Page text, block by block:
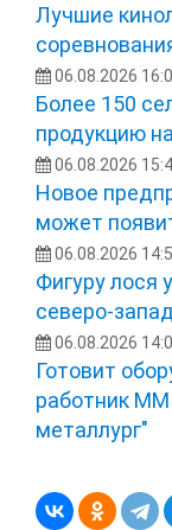
Лучшие
06.08.2026
Более 150
продукцию
06.08.2026
Новое
может
06.08.2026
Фигуру лося
северо-
06.08.2026
Готовит
работник
металлург"